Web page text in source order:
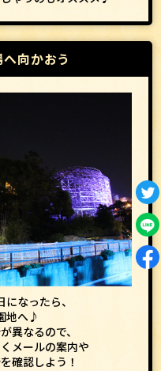
向かおう
なったら、
地へ♪
異なるので、
メールの案内や
確認しよう！